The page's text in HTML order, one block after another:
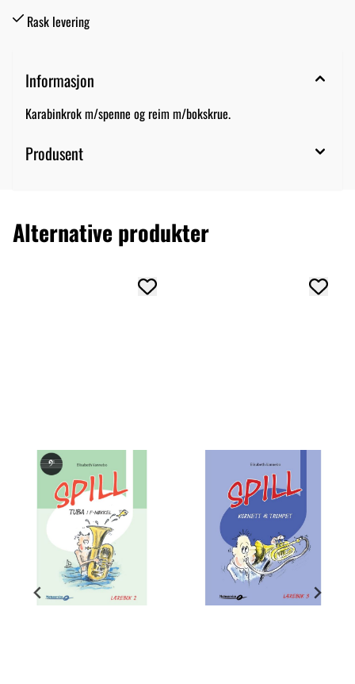
Rask levering
Informasjon
Karabinkrok m/spenne og reim m/bokskrue.
Produsent
Alternative produkter